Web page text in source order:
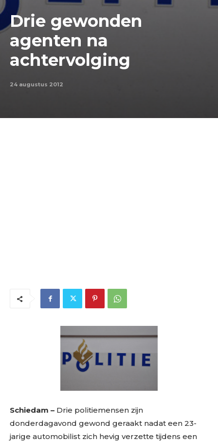
Drie gewonden
agenten na
achtervolging
24 augustus 2012
Schiedam – Drie politiemensen zijn
donderdagavond gewond geraakt nadat een 23-
jarige automobilist zich hevig verzette tijdens een